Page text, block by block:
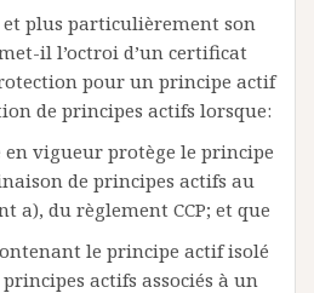
plus particulièrement son
il l’octroi d’un certificat
pour un principe actif
de principes actifs lorsque:
vigueur protège le principe
de principes actifs au
a), du règlement CCP; et que
le principe actif isolé
actifs associés à un